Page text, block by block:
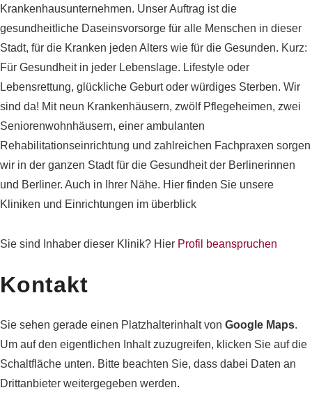
Krankenhausunternehmen. Unser Auftrag ist die
gesundheitliche Daseinsvorsorge für alle Menschen in dieser
Stadt, für die Kranken jeden Alters wie für die Gesunden. Kurz:
Für Gesundheit in jeder Lebenslage. Lifestyle oder
Lebensrettung, glückliche Geburt oder würdiges Sterben. Wir
sind da! Mit neun Krankenhäusern, zwölf Pflegeheimen, zwei
Seniorenwohnhäusern, einer ambulanten
Rehabilitationseinrichtung und zahlreichen Fachpraxen sorgen
wir in der ganzen Stadt für die Gesundheit der Berlinerinnen
und Berliner. Auch in Ihrer Nähe. Hier finden Sie unsere
Kliniken und Einrichtungen im überblick
Sie sind Inhaber dieser Klinik? Hier Profil beanspruchen
Kontakt
Sie sehen gerade einen Platzhalterinhalt von Google Maps.
Um auf den eigentlichen Inhalt zuzugreifen, klicken Sie auf die
Schaltfläche unten. Bitte beachten Sie, dass dabei Daten an
Drittanbieter weitergegeben werden.